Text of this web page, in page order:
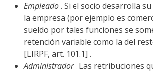
Empleado. Si el socio desarrolla
la empresa (por ejemplo es
sueldo por tales funciones se
retención variable como la del
[LIRPF, art. 101.1] .
Administrador. Las retribuciones